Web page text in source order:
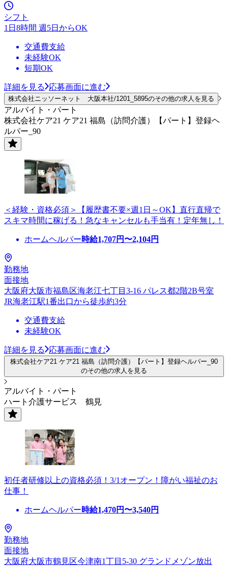
シフト
1日8時間 週5日からOK
交通費支給
未経験OK
短期OK
詳細を見る 応募画面に進む
株式会社ニッソーネット 大阪本社/1201_5895のその他の求人を見る
アルバイト・パート
株式会社ケア21 ケア21 福島（訪問介護）【パート】登録ヘ
ルパー_90
＜経験・資格必須＞【履歴書不要×週1日～OK】直行直帰で
スキマ時間に稼げる！急なキャンセルも手当有！定年無し！
ホームヘルパー時給1,707円〜2,104円
勤務地
面接地
大阪府大阪市福島区海老江七丁目3-16 パレス都2階2B号室
JR海老江駅1番出口から徒歩約3分
交通費支給
未経験OK
詳細を見る 応募画面に進む
株式会社ケア21 ケア21 福島（訪問介護）【パート】登録ヘルパー_90
のその他の求人を見る
アルバイト・パート
ハート介護サービス 鶴見
初任者研修以上の資格必須！3/1オープン！障がい福祉のお
仕事！
ホームヘルパー時給1,470円〜3,540円
勤務地
面接地
大阪府大阪市鶴見区今津南1丁目5-30 グランドメゾン放出